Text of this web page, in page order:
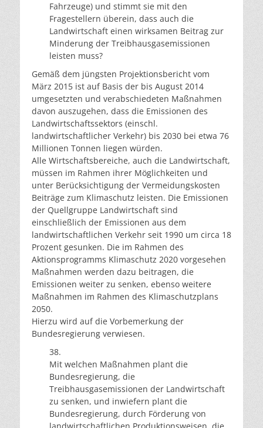
Fahrzeuge) und stimmt sie mit den
Fragestellern überein, dass auch die
Landwirtschaft einen wirksamen Beitrag zur
Minderung der Treibhausgasemissionen
leisten muss?
Gemäß dem jüngsten Projektionsbericht vom
März 2015 ist auf Basis der bis August 2014
umgesetzten und verabschiedeten Maßnahmen
davon auszugehen, dass die Emissionen des
Landwirtschaftssektors (einschl.
landwirtschaftlicher Verkehr) bis 2030 bei etwa 76
Millionen Tonnen liegen würden.
Alle Wirtschaftsbereiche, auch die Landwirtschaft,
müssen im Rahmen ihrer Möglichkeiten und
unter Berücksichtigung der Vermeidungskosten
Beiträge zum Klimaschutz leisten. Die Emissionen
der Quellgruppe Landwirtschaft sind
einschließlich der Emissionen aus dem
landwirtschaftlichen Verkehr seit 1990 um circa 18
Prozent gesunken. Die im Rahmen des
Aktionsprogramms Klimaschutz 2020 vorgesehen
Maßnahmen werden dazu beitragen, die
Emissionen weiter zu senken, ebenso weitere
Maßnahmen im Rahmen des Klimaschutzplans
2050.
Hierzu wird auf die Vorbemerkung der
Bundesregierung verwiesen.
38.
Mit welchen Maßnahmen plant die
Bundesregierung, die
Treibhausgasemissionen der Landwirtschaft
zu senken, und inwiefern plant die
Bundesregierung, durch Förderung von